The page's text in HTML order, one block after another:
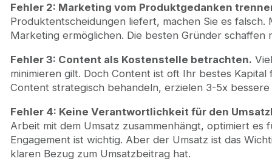
Fehler 2: Marketing vom Produktgedanken
Produktentscheidungen liefert, machen Sie es
Marketing ermöglichen. Die besten Gründer schaffen
Fehler 3: Content als Kostenstelle betrachten.
minimieren gilt. Doch Content ist oft Ihr bestes
Content strategisch behandeln, erzielen 3-5x
Fehler 4: Keine Verantwortlichkeit für den
Arbeit mit dem Umsatz zusammenhängt, optimiert es
Engagement ist wichtig. Aber der Umsatz ist das
klaren Bezug zum Umsatzbeitrag hat.